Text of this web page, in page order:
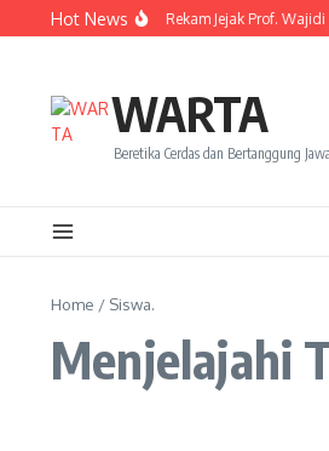
Lewati ke konten
Hot News
Resmi Dilantik! Ini Rekam Jejak Prof.
WARTA
Beretika Cerdas dan Bertanggung
Home / Siswa.
Menjelajahi